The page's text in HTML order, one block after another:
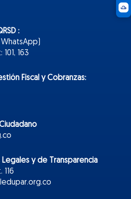
:
163
Fiscal y Cobranzas:
y de Transparencia